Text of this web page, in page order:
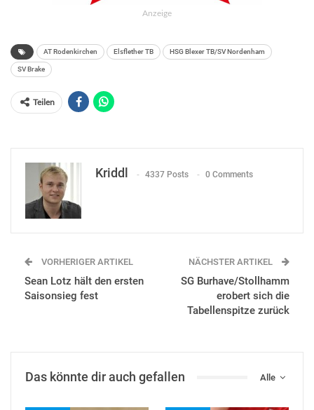
Anzeige
AT Rodenkirchen Elsflether TB HSG Blexer TB/SV Nordenham
SV Brake
Teilen
Kriddl 4337 Posts 0 Comments
VORHERIGER ARTIKEL
Sean Lotz hält den ersten
Saisonsieg fest
NÄCHSTER ARTIKEL
SG Burhave/Stollhamm
erobert sich die
Tabellenspitze zurück
Alle
Das könnte dir auch gefallen